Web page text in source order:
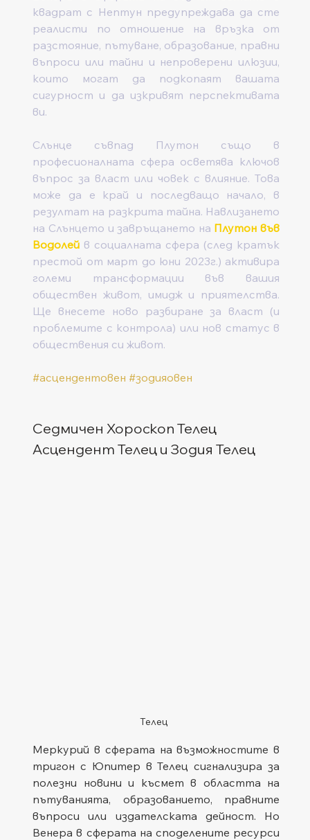
квадрат с Нептун предупреждава да сте
реалисти по отношение на връзка от
разстояние, пътуване, образование, правни
въпроси или тайни и непроверени илюзии,
които могат да подкопаят вашата
сигурност и да изкривят перспективата
ви.
Слънце съвпад Плутон също в
професионалната сфера осветява ключов
въпрос за власт или човек с влияние. Това
може да е край и последващо начало, в
резултат на разкрита тайна. Навлизането
на Слънцето и завръщането на Плутон във
Водолей в социалната сфера (след кратък
престой от март до юни 2023г.) активира
големи трансформации във вашия
обществен живот, имидж и приятелства.
Ще внесете ново разбиране за власт (и
проблемите с контрола) или нов статус в
обществения си живот.
#асцендентовен #зодияовен
Седмичен Хороскоп Телец
Асцендент Телец и Зодия Телец
Телец
Меркурий в сферата на възможностите в
тригон с Юпитер в Телец сигнализира за
полезни новини и късмет в областта на
пътуванията, образованието, правните
въпроси или издателската дейност. Но
Венера в сферата на споделените ресурси